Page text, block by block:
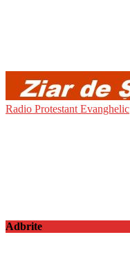
Radio Protestant Evanghelic
Adbrite